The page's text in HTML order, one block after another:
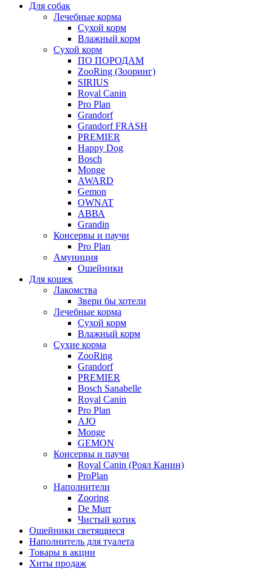
Для собак
Лечебные корма
Сухой корм
Влажный корм
Сухой корм
ПО ПОРОДАМ
ZooRing (Зооринг)
SIRIUS
Royal Canin
Pro Plan
Grandorf
Grandorf FRASH
PREMIER
Happy Dog
Bosch
Monge
AWARD
Gemon
OWNAT
АВВА
Grandin
Консервы и паучи
Pro Plan
Амуниция
Ошейники
Для кошек
Лакомства
Звери бы хотели
Лечебные корма
Сухой корм
Влажный корм
Сухие корма
ZooRing
Grandorf
PREMIER
Bosch Sanabelle
Royal Canin
Pro Plan
AJO
Monge
GEMON
Консервы и паучи
Royal Canin (Роял Канин)
ProPlan
Наполнители
Zooring
De Murr
Чистый котик
Ошейники светящиеся
Наполнитель для туалета
Товары в акции
Хиты продаж